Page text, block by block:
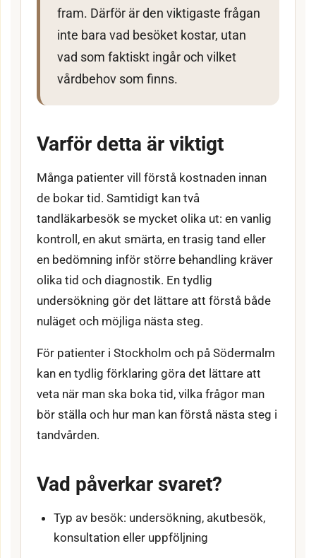
fram. Därför är den viktigaste frågan
inte bara vad besöket kostar, utan
vad som faktiskt ingår och vilket
vårdbehov som finns.
Varför detta är viktigt
Många patienter vill förstå kostnaden innan
de bokar tid. Samtidigt kan två
tandläkarbesök se mycket olika ut: en vanlig
kontroll, en akut smärta, en trasig tand eller
en bedömning inför större behandling kräver
olika tid och diagnostik. En tydlig
undersökning gör det lättare att förstå både
nuläget och möjliga nästa steg.
För patienter i Stockholm och på Södermalm
kan en tydlig förklaring göra det lättare att
veta när man ska boka tid, vilka frågor man
bör ställa och hur man kan förstå nästa steg i
tandvården.
Vad påverkar svaret?
Typ av besök: undersökning, akutbesök,
konsultation eller uppföljning